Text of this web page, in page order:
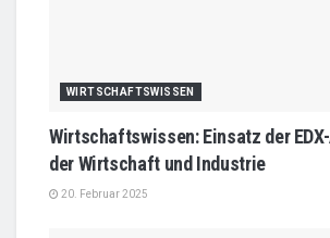
WIRTSCHAFTSWISSEN
Wirtschaftswissen: Einsatz der
der Wirtschaft und Industrie
20. Februar 2025